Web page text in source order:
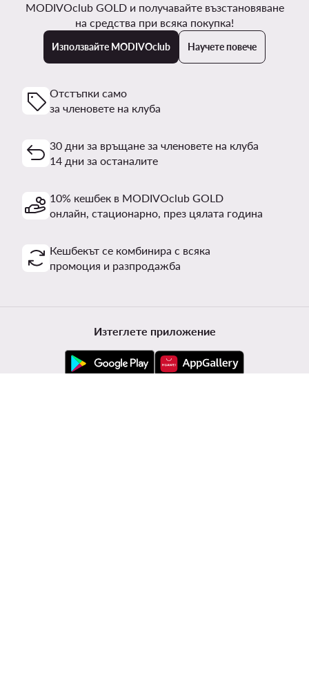
MODIVOclub GOLD и получавайте възстановяване
на средства при всяка покупка!
Използвайте MODIVOclub Научете повече
Отстъпки само
за членовете на клуба
30 дни за връщане за членовете на клуба
14 дни за останалите
10% кешбек в MODIVOclub GOLD
онлайн, стационарно, през цялата година
Кешбекът се комбинира с всяка
промоция и разпродажба
Изтеглете приложение